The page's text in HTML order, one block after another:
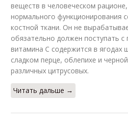
веществ в человеческом
нормального функционирования
костной ткани. Он не
обязательно должен поступать
витамина С содержится в ягодах
сладком перце, облепихе и
различных цитрусовых.
Читать дальше →